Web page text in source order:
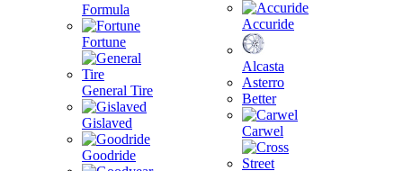
Formula
Fortune
General Tire
Gislaved
Goodride
Accuride
Alcasta
Asterro
Better
Carwel